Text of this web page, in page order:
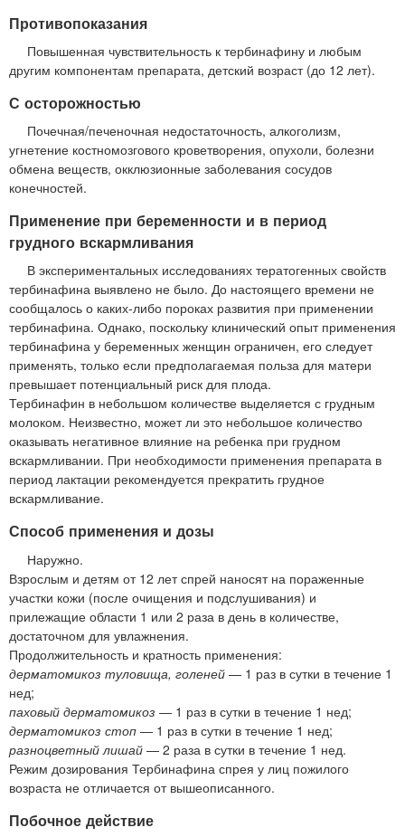
Противопоказания
Повышенная чувствительность к тербинафину и любым
другим компонентам препарата, детский возраст (до 12 лет).
С осторожностью
Почечная/печеночная недостаточность, алкоголизм,
угнетение костномозгового кроветворения, опухоли, болезни
обмена веществ, окклюзионные заболевания сосудов
конечностей.
Применение при беременности и в период
грудного вскармливания
В экспериментальных исследованиях тератогенных свойств
тербинафина выявлено не было. До настоящего времени не
сообщалось о каких-либо пороках развития при применении
тербинафина. Однако, поскольку клинический опыт применения
тербинафина у беременных женщин ограничен, его следует
применять, только если предполагаемая польза для матери
превышает потенциальный риск для плода.
Тербинафин в небольшом количестве выделяется с грудным
молоком. Неизвестно, может ли это небольшое количество
оказывать негативное влияние на ребенка при грудном
вскармливании. При необходимости применения препарата в
период лактации рекомендуется прекратить грудное
вскармливание.
Способ применения и дозы
Наружно.
Взрослым и детям от 12 лет спрей наносят на пораженные
участки кожи (после очищения и подслушивания) и
прилежащие области 1 или 2 раза в день в количестве,
достаточном для увлажнения.
Продолжительность и кратность применения:
дерматомикоз туловища, голеней — 1 раз в сутки в течение 1
нед;
паховый дерматомикоз — 1 раз в сутки в течение 1 нед;
дерматомикоз стоп — 1 раз в сутки в течение 1 нед;
разноцветный лишай — 2 раза в сутки в течение 1 нед.
Режим дозирования Тербинафина спрея у лиц пожилого
возраста не отличается от вышеописанного.
Побочное действие